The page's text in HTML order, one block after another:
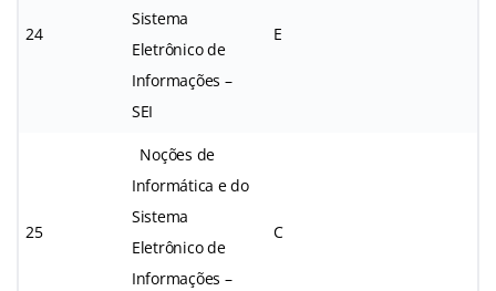
24
Sistema
Eletrônico de
Informações –
SEI
E
25
Noções de
Informática e do
Sistema
Eletrônico de
Informações –
C